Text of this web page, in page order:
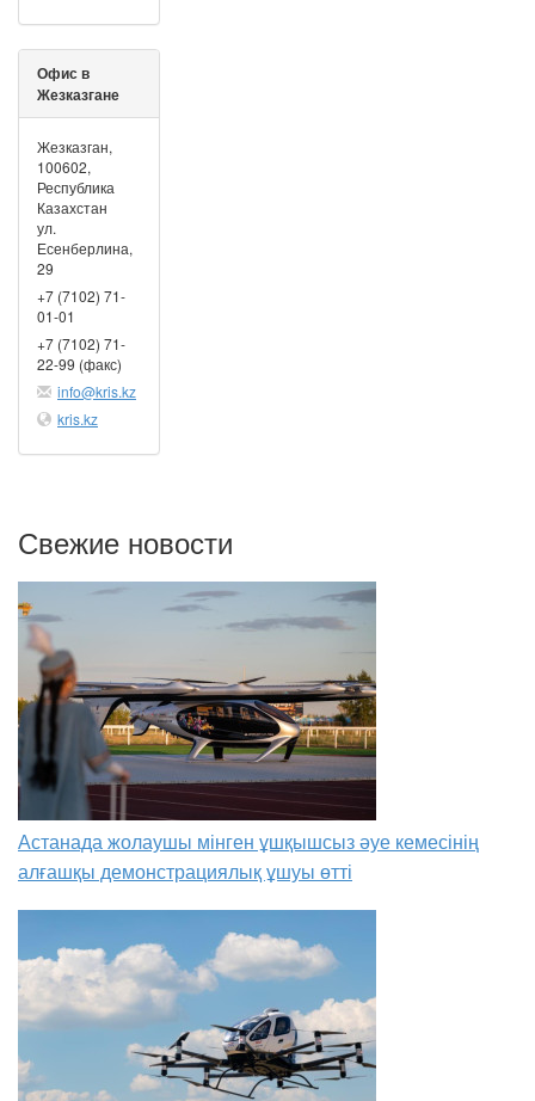
Офис в
Жезказгане
Жезказган,
100602,
Республика
Казахстан
ул.
Есенберлина,
29
+7 (7102) 71-
01-01
+7 (7102) 71-
22-99 (факс)
info@kris.kz
kris.kz
Свежие новости
Астанада жолаушы мінген ұшқышсыз әуе кемесінің
алғашқы демонстрациялық ұшуы өтті